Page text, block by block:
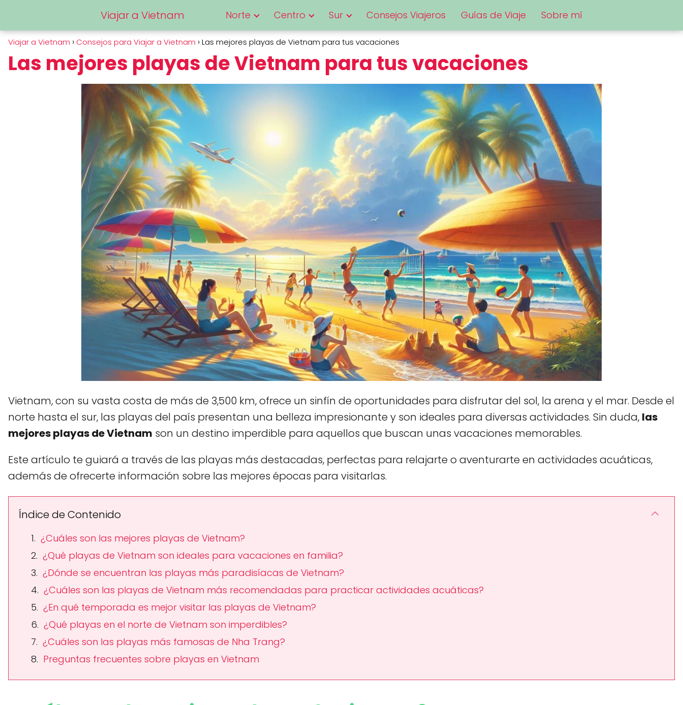
Viajar a Vietnam Norte Centro Sur Consejos Viajeros Guías de Viaje Sobre mí
Viajar a Vietnam Consejos para Viajar a Vietnam Las mejores playas de Vietnam para tus vacaciones
Las mejores playas de Vietnam para tus vacaciones
Vietnam, con su vasta costa de más de 3,500 km, ofrece un sinfín de oportunidades para disfrutar del sol, la arena y el mar. Desde el
norte hasta el sur, las playas del país presentan una belleza impresionante y son ideales para diversas actividades. Sin duda, las
mejores playas de Vietnam son un destino imperdible para aquellos que buscan unas vacaciones memorables.
Este artículo te guiará a través de las playas más destacadas, perfectas para relajarte o aventurarte en actividades acuáticas,
además de ofrecerte información sobre las mejores épocas para visitarlas.
Índice de Contenido
¿Cuáles son las mejores playas de Vietnam?
¿Qué playas de Vietnam son ideales para vacaciones en familia?
¿Dónde se encuentran las playas más paradisíacas de Vietnam?
¿Cuáles son las playas de Vietnam más recomendadas para practicar actividades acuáticas?
¿En qué temporada es mejor visitar las playas de Vietnam?
¿Qué playas en el norte de Vietnam son imperdibles?
¿Cuáles son las playas más famosas de Nha Trang?
Preguntas frecuentes sobre playas en Vietnam